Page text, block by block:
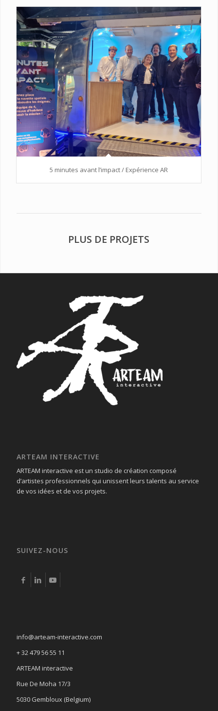
5 minutes avant l’impact / Expérience AR
PLUS DE PROJETS
ARTEAM INTERACTIVE
ARTEAM interactive est un studio de création composé
d’artistes professionnels qui unissent leurs talents au service
de vos idées et de vos projets.
SUIVEZ-NOUS
info@arteam-interactive.com
+ 32 479 56 55 11
ARTEAM interactive
Rue De Moha 17/3
5030 Gembloux (Belgium)